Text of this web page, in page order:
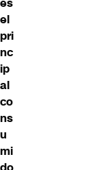
el
pri
nc
ip
al
co
ns
u
mi